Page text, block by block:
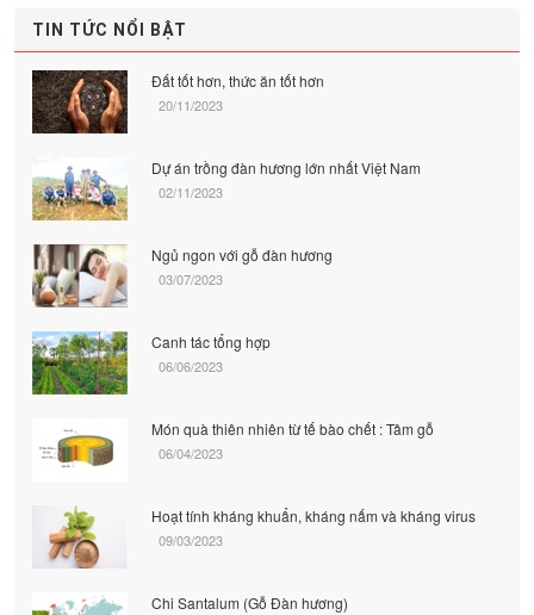
TIN TỨC NỔI BẬT
Đất tốt hơn, thức ăn tốt hơn
20/11/2023
Dự án trồng đàn hương lớn nhất Việt Nam
02/11/2023
Ngủ ngon với gỗ đàn hương
03/07/2023
Canh tác tổng hợp
06/06/2023
Món quà thiên nhiên từ tế bào chết : Tâm gỗ
06/04/2023
Hoạt tính kháng khuẩn, kháng nấm và kháng virus
09/03/2023
Chi Santalum (Gỗ Đàn hương)